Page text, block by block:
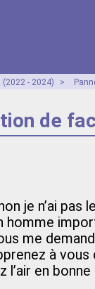
- 2024) >
de
je n’ai pas
homme
me
à
l’air en